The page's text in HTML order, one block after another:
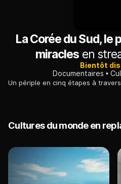
La Corée du Sud, le
miracles en
Bientôt
Documentaires
Cultures du monde en